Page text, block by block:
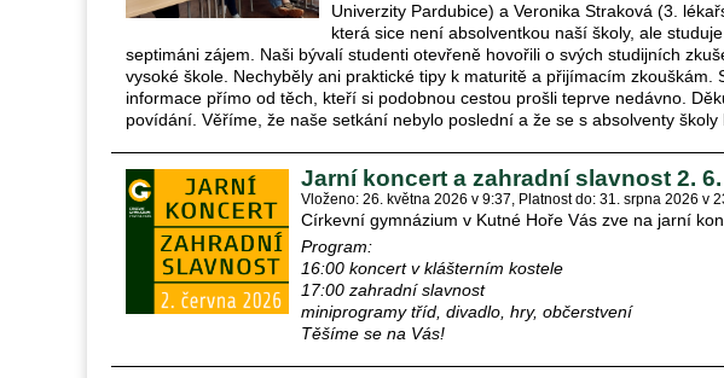
Univerzity Pardubice) a Veronika Straková (3.
která sice není absolventkou naší školy, ale
septimáni zájem. Naši bývalí studenti otevřeně hovořili o svých studijních
vysoké škole. Nechyběly ani praktické tipy k maturitě a přijímacím
informace přímo od těch, kteří si podobnou cestou prošli teprve nedávno.
povídání. Věříme, že naše setkání nebylo poslední a že se s absolventy školy
Jarní koncert a zahradní slavnost 2. 6.
Vloženo: 26. května 2026 v 9:37 Platnost do: 31. srpna 2026 v
Církevní gymnázium v Kutné Hoře Vás zve na jarní
Program:
16:00 koncert v klášterním kostele
17:00 zahradní slavnost
miniprogramy tříd, divadlo, hry, občerstvení
Těšíme se na Vás!